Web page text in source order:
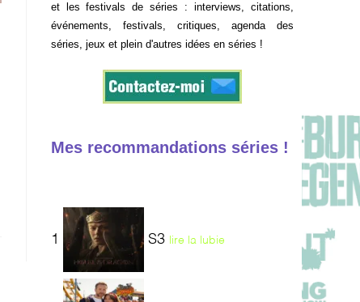
et les festivals de séries : interviews, citations,
événements, festivals, critiques, agenda des
séries, jeux et plein d'autres idées en séries !
Mes recommandations séries !
1 S3 lire la lubie